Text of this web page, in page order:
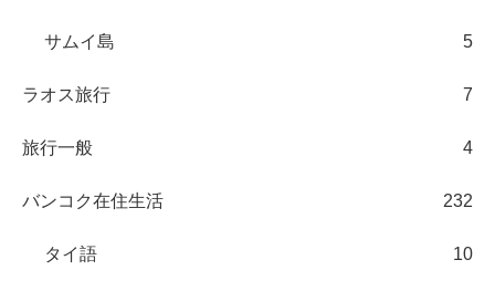
サムイ島 5
ラオス旅行 7
旅行一般 4
バンコク在住生活 232
タイ語 10